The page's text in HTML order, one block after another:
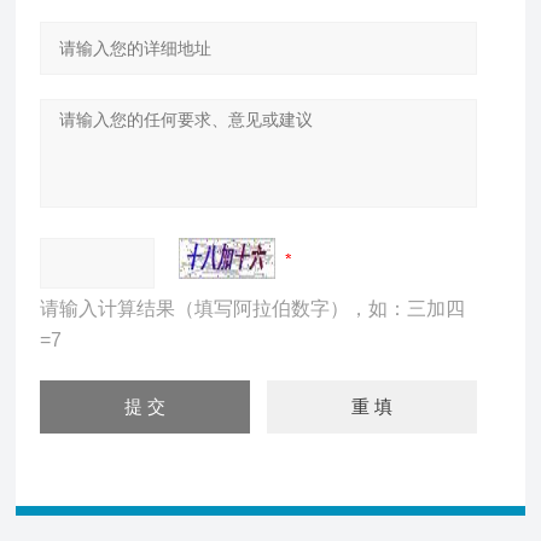
请输入计算结果（填写阿拉伯数字），如：三加四
=7